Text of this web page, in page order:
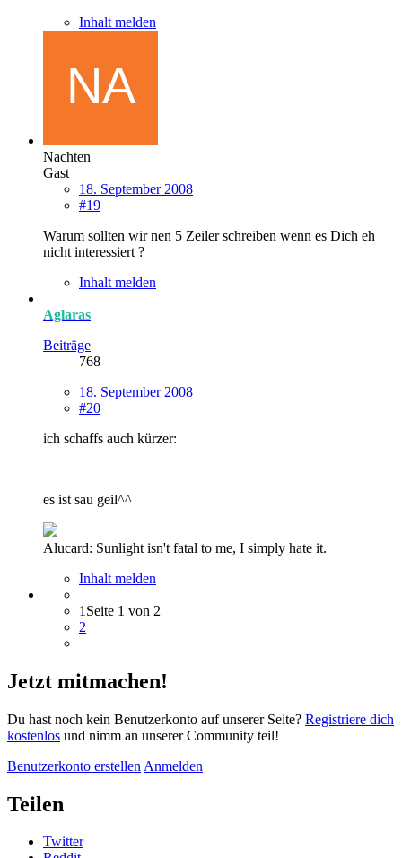
Inhalt melden
Nachten
Gast
18. September 2008
#19
Warum sollten wir nen 5 Zeiler schreiben wenn es Dich eh
nicht interessiert ?
Inhalt melden
Aglaras
Beiträge
768
18. September 2008
#20
ich schaffs auch kürzer:
es ist sau geil^^
Alucard: Sunlight isn't fatal to me, I simply hate it.
Inhalt melden
1 Seite 1 von 2
2
Jetzt mitmachen!
Du hast noch kein Benutzerkonto auf unserer Seite? Registriere dich
kostenlos und nimm an unserer Community teil!
Benutzerkonto erstellen Anmelden
Teilen
Twitter